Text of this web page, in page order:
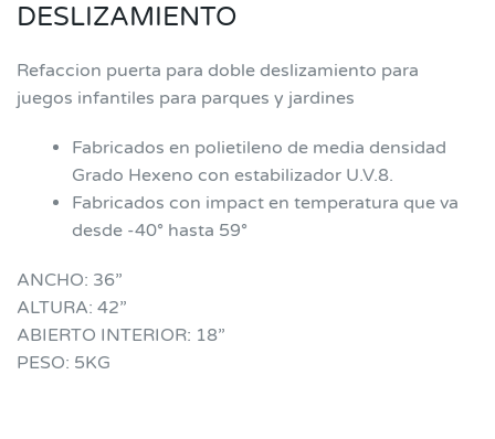
DESLIZAMIENTO
Refaccion puerta para doble deslizamiento para
juegos infantiles para parques y jardines
Fabricados en polietileno de media densidad
Grado Hexeno con estabilizador U.V.8.
Fabricados con impact en temperatura que va
desde -40° hasta 59°
ANCHO: 36”
ALTURA: 42”
ABIERTO INTERIOR: 18”
PESO: 5KG